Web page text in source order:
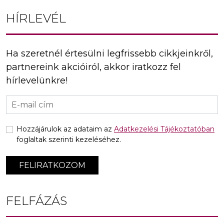
HÍRLEVÉL
Ha szeretnél értesülni legfrissebb cikkjeinkről,
partnereink akcióiról, akkor iratkozz fel
hírlevelünkre!
FELIRATKOZOM
Hozzájárulok az adataim az Adatkezelési Tájékoztatóban
foglaltak szerinti kezeléséhez.
FELFÁZÁS